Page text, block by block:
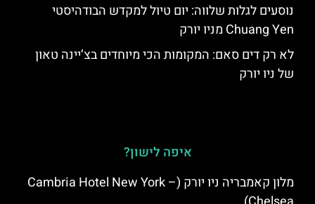
נוסעים לגלות שלווה: יום טיול למקדש הבודהיסטי
Chuang Yen מניו יורק
לא רק דים סאם: המקומות הכי מיוחדים בצ’יינה טאון
של ניו יורק
איפה לישון?
מלון קאמבריה ניו יורק (Cambria Hotel New York –